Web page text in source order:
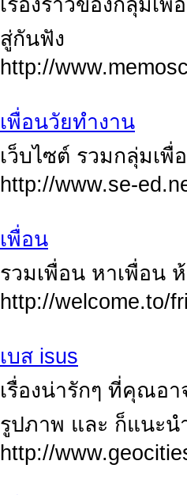
เรื่องราวของกลุ่มเ
สู่กันฟัง
http://
เพื่อนวัยทำงาน
เว็บไซต์ รวมกลุ่มเ
http://www.se-
เพื่อน
รวมเพื่อน หาเพื่อน
http://welcome.to/
เบส isus
เรื่องน่ารักๆ ที่คุณอา
รูปภาพ และ ก็แนะน
http://